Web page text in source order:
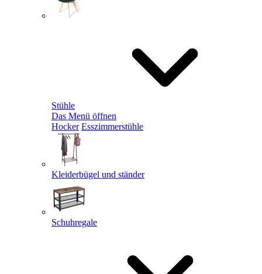
Stühle
Das Menü öffnen
Hocker Esszimmerstühle
Kleiderbügel und ständer
Schuhregale